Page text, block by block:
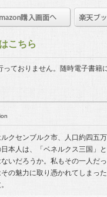
こちら
ておりません。 随時電子書籍
クセンブルク市、人口約四五
本人は、「ベネルクス三国」
いだろうか。私もその一人だ
の魅力に取り憑かれてしまっ